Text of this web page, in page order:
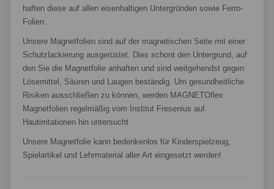
haften diese auf allen eisenhaltigen Untergründen sowie Ferro-
Folien.
Unsere Magnetfolien sind auf der magnetischen Seite mit einer
Schutzlackierung ausgerüstet. Dies schont den Untergrund, auf
den Sie die Magnetfolie anhaften und sind weitgehendst gegen
Lösemittel, Säuren und Laugen beständig. Um gesundheitliche
Risiken ausschließen zu können, werden MAGNETOflex
Magnetfolien regelmäßig vom Institut Fresenius auf
Hautirritationen hin untersucht.
Unsere Magnetfolie kann bedenkenlos für Kinderspielzeug,
Spielartikel und Lehrmaterial aller Art eingesetzt werden!